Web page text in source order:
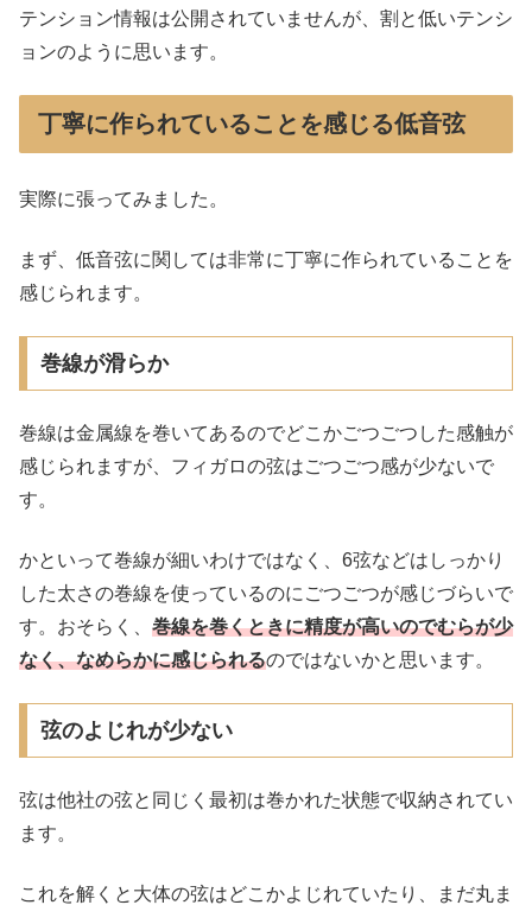
テンション情報は公開されていませんが、割と低いテンシ
ョンのように思います。
丁寧に作られていることを感じる低音弦
実際に張ってみました。
まず、低音弦に関しては非常に丁寧に作られていることを
感じられます。
巻線が滑らか
巻線は金属線を巻いてあるのでどこかごつごつした感触が
感じられますが、フィガロの弦はごつごつ感が少ないで
す。
かといって巻線が細いわけではなく、6弦などはしっかり
した太さの巻線を使っているのにごつごつが感じづらいで
す。おそらく、 巻線を巻くときに精度が高いのでむらが少
なく、なめらかに感じられるのではないかと思います。
弦のよじれが少ない
弦は他社の弦と同じく最初は巻かれた状態で収納されてい
ます。
これを解くと大体の弦はどこかよじれていたり、まだ丸ま